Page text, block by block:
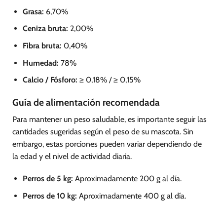
Grasa: 6,70%
Ceniza bruta: 2,00%
Fibra bruta: 0,40%
Humedad: 78%
Calcio / Fósforo: ≥ 0,18% / ≥ 0,15%
Guía de alimentación recomendada
Para mantener un peso saludable, es importante seguir las
cantidades sugeridas según el peso de su mascota. Sin
embargo, estas porciones pueden variar dependiendo de
la edad y el nivel de actividad diaria.
Perros de 5 kg: Aproximadamente 200 g al día.
Perros de 10 kg: Aproximadamente 400 g al día.